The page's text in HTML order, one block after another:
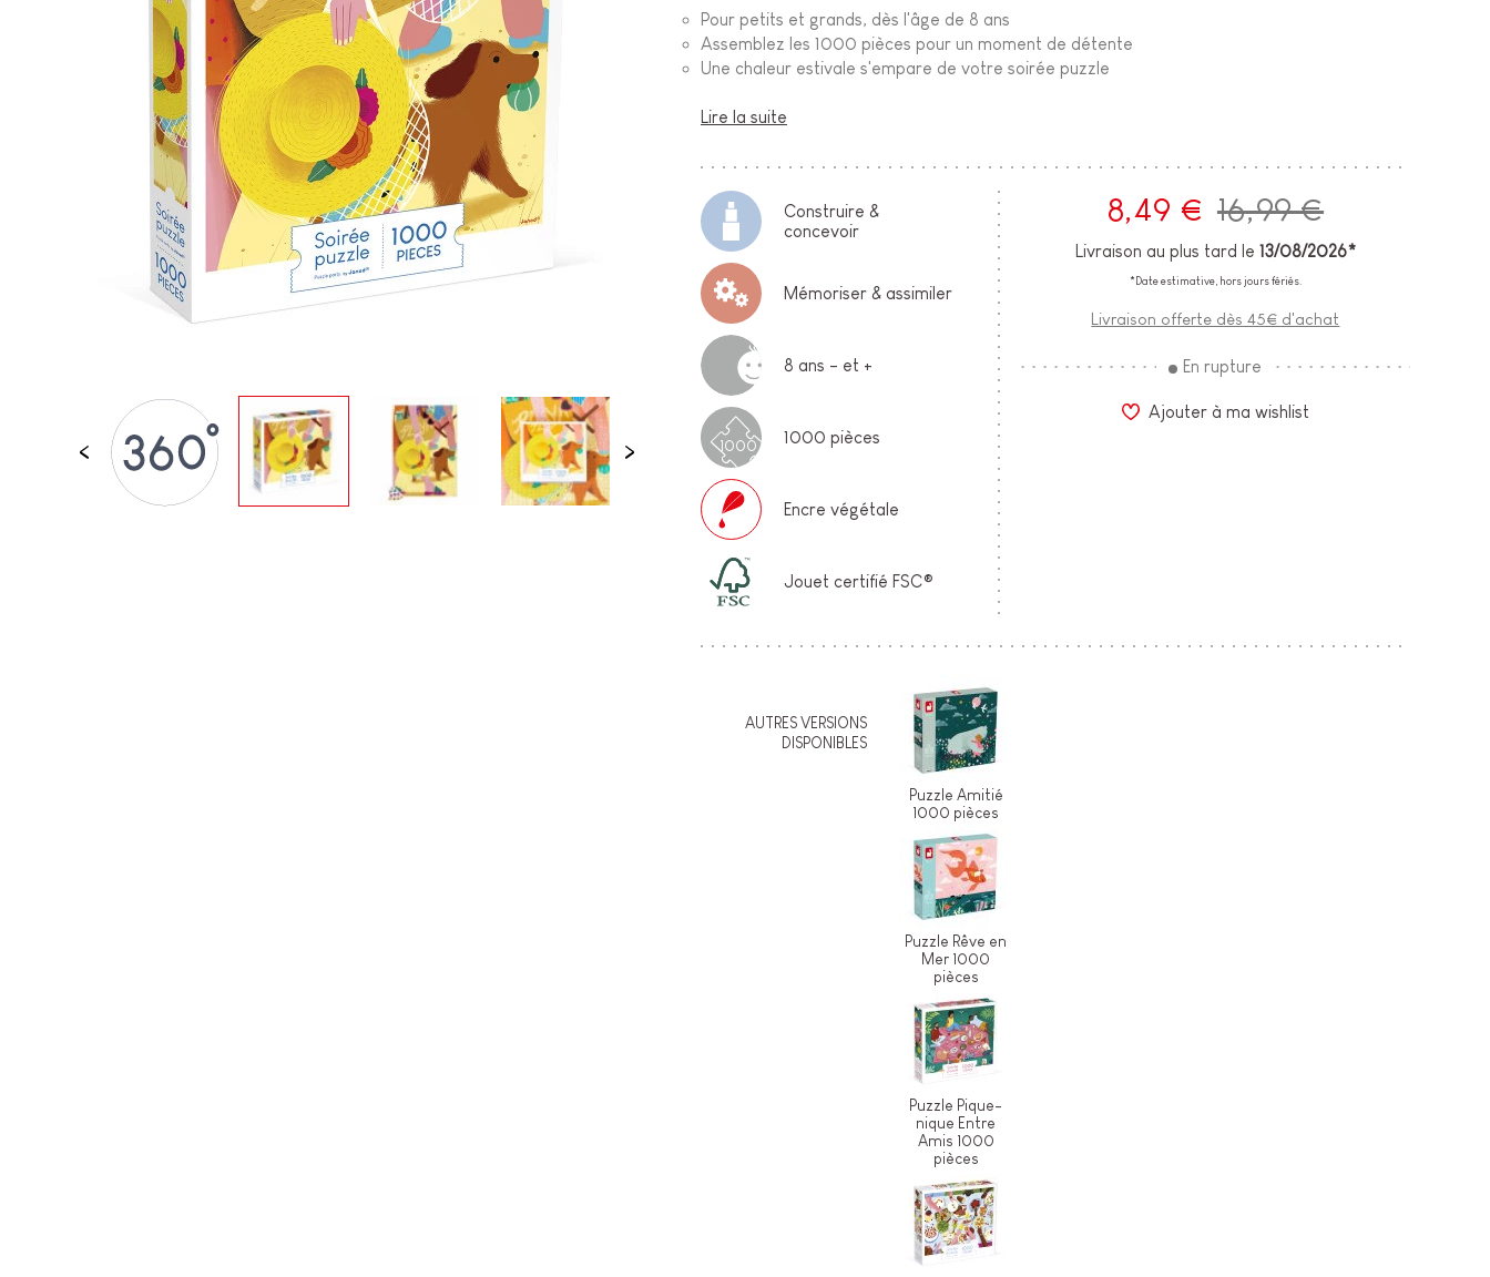
JOUETS D'ÉVEIL
JOUETS D'IMITATION
IMAGINATION
PLEIN AIR
TABLEAUX, MOBILIER &
DECO
Pour petits et grands, dès l'âge de 8 ans
Assemblez les 1000 pièces pour un moment de détente
Une chaleur estivale s'empare de votre soirée puzzle
Lire la suite
Construire &
concevoir
Mémoriser & assimiler
8 ans - et +
1000 1000 pièces
Encre végétale
Jouet certifié FSC®
8,49 € 16,99 €
Livraison au plus tard le 13/08/2026*
*Date estimative, hors jours fériés.
Livraison offerte dès 45€ d'achat
En rupture
Ajouter à ma wishlist
AUTRES VERSIONS
DISPONIBLES
Puzzle Amitié
1000 pièces
Puzzle Rêve en
Mer 1000
pièces
Puzzle Pique-
nique Entre
Amis 1000
pièces